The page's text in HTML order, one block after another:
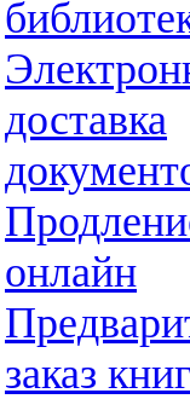
доставка
онлайн
заказ